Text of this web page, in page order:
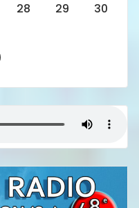
28 29
30